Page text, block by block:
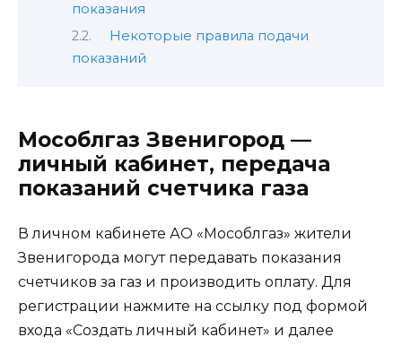
показания
Некоторые правила подачи
показаний
Мособлгаз Звенигород —
личный кабинет, передача
показаний счетчика газа
В личном кабинете АО «Мособлгаз» жители
Звенигорода могут передавать показания
счетчиков за газ и производить оплату. Для
регистрации нажмите на ссылку под формой
входа «Создать личный кабинет» и далее